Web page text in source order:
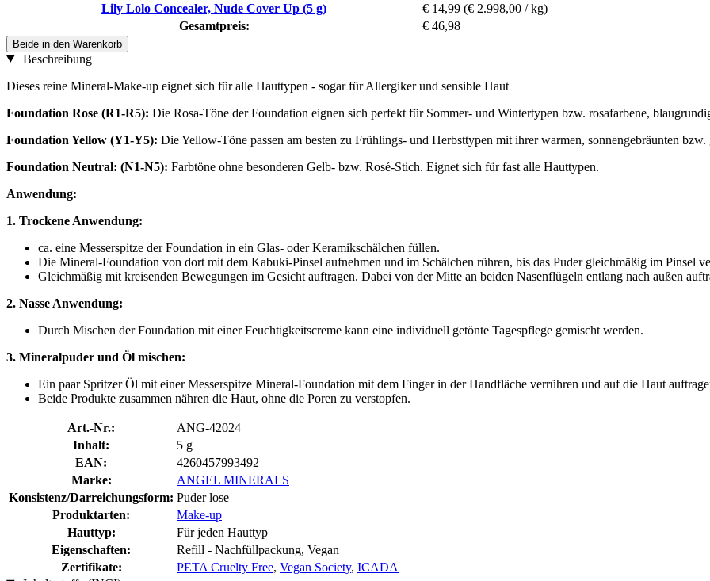
Lily Lolo Concealer, Nude Cover Up (5 g)
€ 14,99 (€ 2.998,00 / kg)
Gesamtpreis:
€ 46,98
Beide in den Warenkorb
Beschreibung
Dieses reine Mineral-Make-up eignet sich für alle Hauttypen - sogar für Allergiker und sensible Haut
Foundation Rose (R1-R5): Die Rosa-Töne der Foundation eignen sich perfekt für Sommer- und Wintertypen bzw. rosafarbene,
Foundation Yellow (Y1-Y5): Die Yellow-Töne passen am besten zu Frühlings- und Herbsttypen mit ihrer warmen, sonnengebräunten
Foundation Neutral: (N1-N5): Farbtöne ohne besonderen Gelb- bzw. Rosé-Stich. Eignet sich für fast alle Hauttypen.
Anwendung:
1. Trockene Anwendung:
ca. eine Messerspitze der Foundation in ein Glas- oder Keramikschälchen füllen.
Die Mineral-Foundation von dort mit dem Kabuki-Pinsel aufnehmen und im Schälchen rühren, bis das Puder gleichmäßig im Pinsel
Gleichmäßig mit kreisenden Bewegungen im Gesicht auftragen. Dabei von der Mitte an beiden Nasenflügeln entlang nach außen
2. Nasse Anwendung:
Durch Mischen der Foundation mit einer Feuchtigkeitscreme kann eine individuell getönte Tagespflege gemischt werden.
3. Mineralpuder und Öl mischen:
Ein paar Spritzer Öl mit einer Messerspitze Mineral-Foundation mit dem Finger in der Handfläche verrühren und auf die Haut
Beide Produkte zusammen nähren die Haut, ohne die Poren zu verstopfen.
Art.-Nr.:
ANG-42024
Inhalt:
5 g
EAN:
4260457993492
Marke:
ANGEL MINERALS
Konsistenz/Darreichungsform: Puder lose
Produktarten:
Make-up
Hauttyp:
Für jeden Hauttyp
Eigenschaften:
Refill - Nachfüllpackung, Vegan
Zertifikate:
PETA Cruelty Free, Vegan Society, ICADA